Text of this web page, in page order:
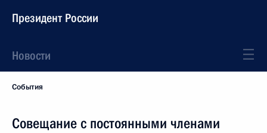
Президент России
Новости
События
Совещание с постоянными членами